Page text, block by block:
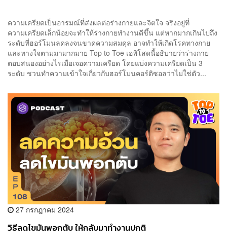
ความเครียดเป็นอารมณ์ที่ส่งผลต่อร่างกายและจิตใจ จริงอยู่ที่
ความเครียดเล็กน้อยจะทำให้ร่างกายทำงานดีขึ้น แต่หากมากเกินไปถึง
ระดับที่ฮอร์โมนลดลงจนขาดความสมดุล อาจทำให้เกิดโรคทางกาย
และทางใจตามมามากมาย Top to Toe เอพิโสดนี้อธิบายว่าร่างกาย
ตอบสนองอย่างไรเมื่อเจอความเครียด โดยแบ่งความเครียดเป็น 3
ระดับ ชวนทำความเข้าใจเกี่ยวกับฮอร์โมนคอร์ติซอลว่าไม่ใช่ตัว...
27 กรกฎาคม 2024
วิธีลดไขมันพอกตับ ให้กลับมาทำงานปกติ